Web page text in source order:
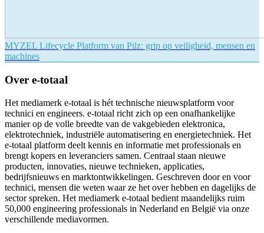
MYZEL Lifecycle Platform van Pilz: grip op veiligheid, mensen en
machines
Over e-totaal
Het mediamerk e-totaal is hét technische nieuwsplatform voor
technici en engineers. e-totaal richt zich op een onafhankelijke
manier op de volle breedte van de vakgebieden elektronica,
elektrotechniek, industriële automatisering en energietechniek. Het
e-totaal platform deelt kennis en informatie met professionals en
brengt kopers en leveranciers samen. Centraal staan nieuwe
producten, innovaties, nieuwe technieken, applicaties,
bedrijfsnieuws en marktontwikkelingen. Geschreven door en voor
technici, mensen die weten waar ze het over hebben en dagelijks de
sector spreken. Het mediamerk e-totaal bedient maandelijks ruim
50,000 engineering professionals in Nederland en België via onze
verschillende mediavormen.